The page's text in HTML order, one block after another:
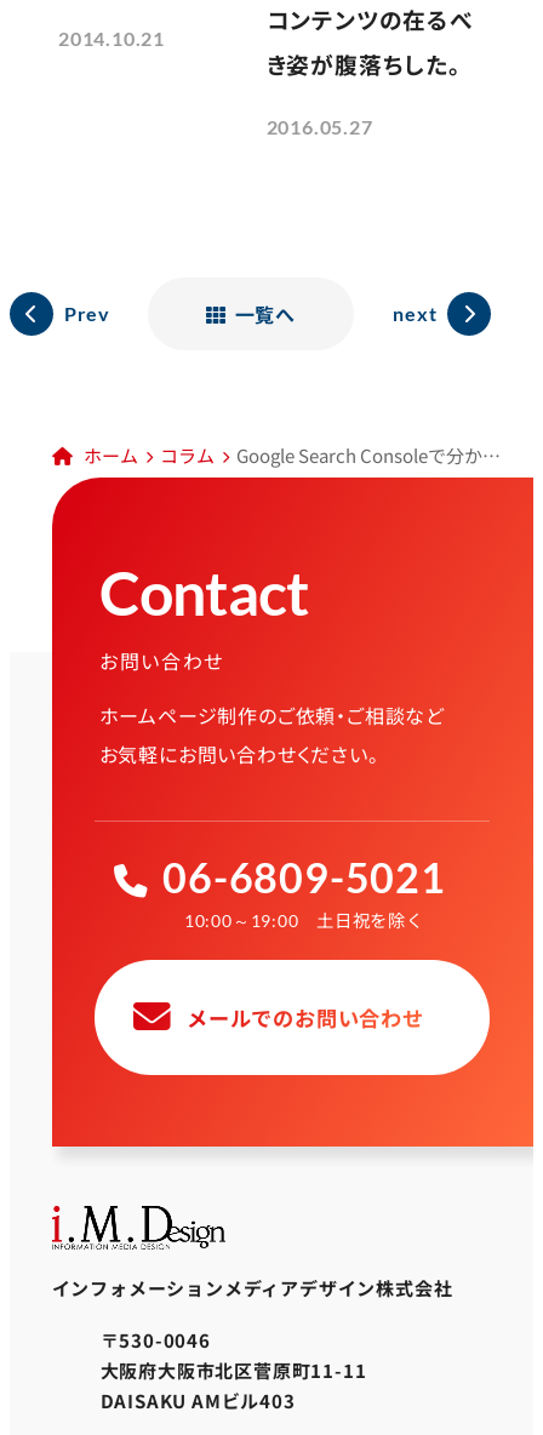
2014.10.21
コンテンツの在るべ
き姿が腹落ちした。
2016.05.27
Prev 一覧へ next
ホーム コラム Google Search Consoleで分かるWEBサイトが検索結果に表示された回数と検索キーワードの平均掲載順位。
Contact
お問い合わせ
ホームページ制作のご依頼・ご相談など
お気軽にお問い合わせください。
06-6809-5021
10:00～19:00 土日祝を除く
メールでのお問い合わせ
インフォメーションメディアデザイン株式会社
〒530-0046
大阪府大阪市北区菅原町11-11
DAISAKU AMビル403